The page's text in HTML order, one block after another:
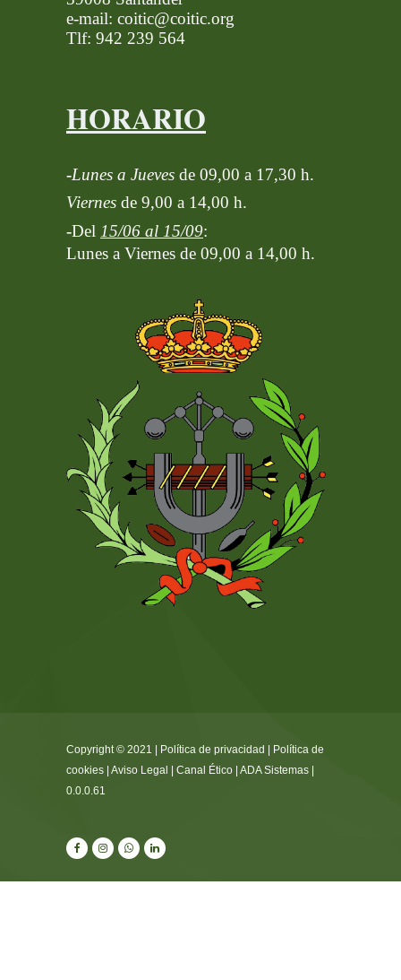
e-mail: coitic@coitic.org
Tlf: 942 239 564
HORARIO
-Lunes a Jueves de 09,00 a 17,30 h.
Viernes de 9,00 a 14,00 h.
-Del 15/06 al 15/09:
Lunes a Viernes de 09,00 a 14,00 h.
Copyright © 2021 | Política de privacidad
Política de
cookies Aviso Legal Canal Ético ADA Sistemas
0.0.0.61